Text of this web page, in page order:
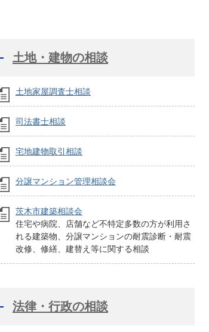
土地・建物の相談
土地家屋調査士相談
司法書士相談
宅地建物取引相談
分譲マンション管理相談会
茨木市建築相談会
住宅や病院、店舗など不特定多数の方が利用さ
れる建築物、分譲マンションの耐震診断・耐震
改修、修繕、建替え等に関する相談
法律・行政の相談